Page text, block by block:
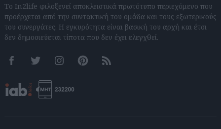
Το In2life φιλοξενεί αποκλειστικά πρωτότυπο περιεχόμενο που
προέρχεται από την συντακτική του ομάδα και τους εξωτερικούς
του συνεργάτες. Η εγκυρότητα είναι βασική του αρχή και έτσι
δεν δημοσιεύεται τίποτα που δεν έχει ελεγχθεί.
FacebookTwitter InstagramPinterestRSS feeds